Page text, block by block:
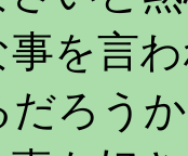
を言
だろう